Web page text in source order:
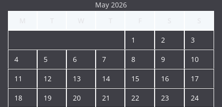
May 2026
1 2 3
4 5 6 7 8 9 10
11 12 13 14 15 16 17
18 19 20 21 22 23 24